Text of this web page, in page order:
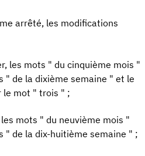
arrêté, les modifications
les mots " du cinquième mois "
" de la dixième semaine " et le
le mot " trois " ;
mots " du neuvième mois "
" de la dix-huitième semaine " ;